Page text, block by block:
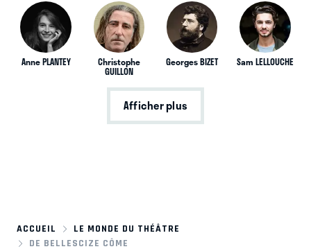
Anne PLANTEY Christophe
GUILLON
Georges BIZET Sam LELLOUCHE
Afficher plus
ACCUEIL
LE MONDE DU THÉÂTRE
DE BELLESCIZE CÔME